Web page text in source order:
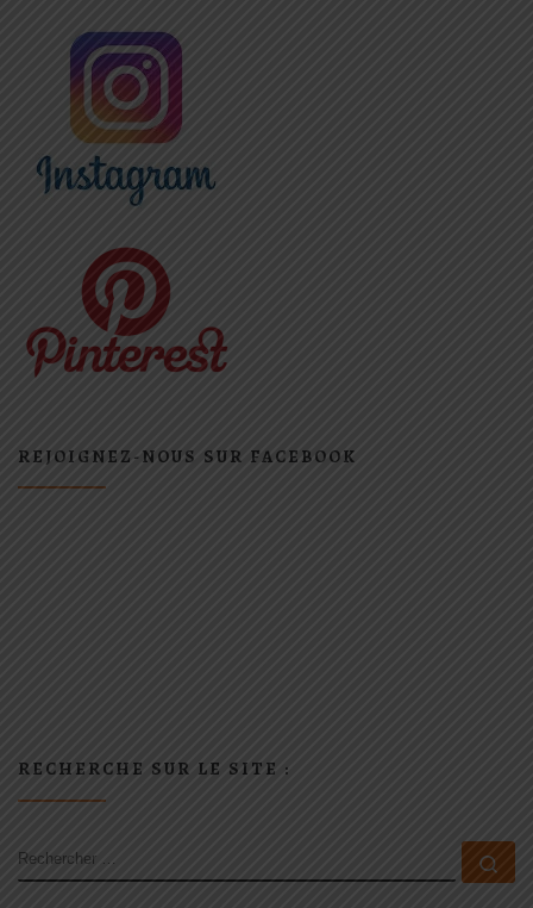
REJOIGNEZ-NOUS SUR FACEBOOK
RECHERCHE SUR LE SITE :
RECHERCHER